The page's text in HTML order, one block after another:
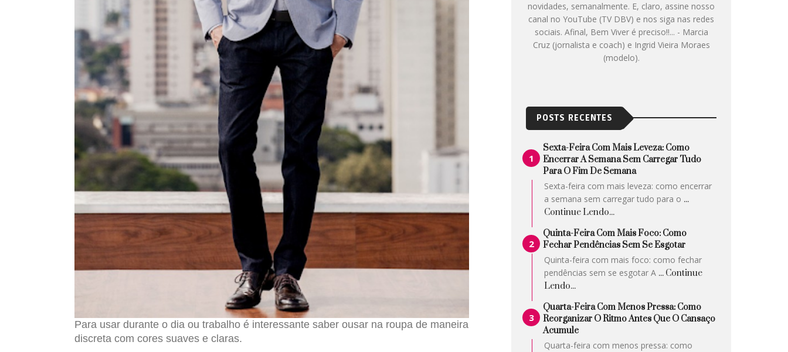
Para usar durante o dia ou trabalho é interessante saber ousar na roupa de maneira
discreta com cores suaves e claras.
novidades, semanalmente. E, claro, assine nosso
canal no YouTube (TV DBV) e nos siga nas redes
sociais. Afinal, Bem Viver é preciso!!... - Marcia
Cruz (jornalista e coach) e Ingrid Vieira Moraes
(modelo).
POSTS RECENTES
Sexta-Feira Com Mais Leveza: Como
Encerrar A Semana Sem Carregar Tudo
Para O Fim De Semana
Sexta-feira com mais leveza: como encerrar
a semana sem carregar tudo para o ...
Continue Lendo...
Quinta-Feira Com Mais Foco: Como
Fechar Pendências Sem Se Esgotar
Quinta-feira com mais foco: como fechar
pendências sem se esgotar A ... Continue
Lendo...
Quarta-Feira Com Menos Pressa: Como
Reorganizar O Ritmo Antes Que O Cansaço
Acumule
Quarta-feira com menos pressa: como